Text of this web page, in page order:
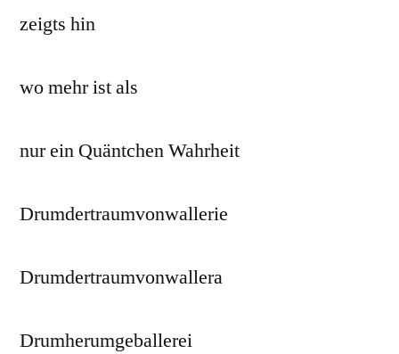
zeigts hin
wo mehr ist als
nur ein Quäntchen Wahrheit
Drumdertraumvonwallerie
Drumdertraumvonwallera
Drumherumgeballerei